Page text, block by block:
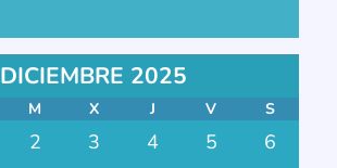
DICIEMBRE 2025
M X J V S
2 3 4 5
6